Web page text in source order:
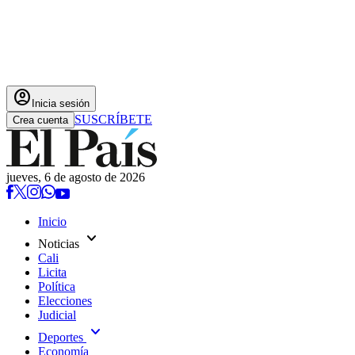
account_circle Inicia sesión
Crea cuenta SUSCRÍBETE
jueves, 6 de agosto de 2026
Inicio
Noticias expand_more
Cali
Licita
Política
Elecciones
Judicial
Deportes expand_more
Economía